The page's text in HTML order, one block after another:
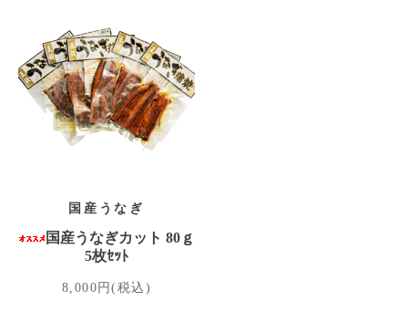
国産うなぎ
国産うなぎカット 80ｇ
5枚ｾｯﾄ
8,000円(税込)